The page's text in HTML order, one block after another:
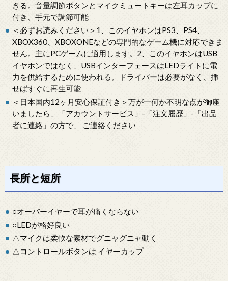
きる。音量調節ボタンとマイクミュートキーは左耳カップに
付き、手元で調節可能
＜必ずお読みください＞1、このイヤホンはPS3、PS4、
XBOX360、XBOXONEなどの専門的なゲーム機に対応できま
せん。主にPCゲームに適用します。2、このイヤホンはUSB
イヤホンではなく、USBインターフェースはLEDライトに電
力を供給するために使われる。ドライバーは必要がなく、挿
せばすぐに再生可能
＜日本国内12ヶ月安心保証付き＞万が一何か不明な点が御座
いましたら、「アカウントサービス」-「注文履歴」-「出品
者に連絡」の方で、 ご連絡ください
長所と短所
○オーバーイヤーで耳が痛くならない
○LEDが格好良い
△マイクは柔軟な素材でグニャグニャ動く
△コントロールボタンは イヤーカップ